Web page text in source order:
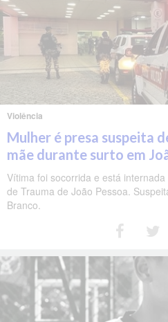
Violência
Mulher é presa suspeita
mãe durante surto em
Vítima foi socorrida e está
de Trauma de João Pessoa.
Branco.